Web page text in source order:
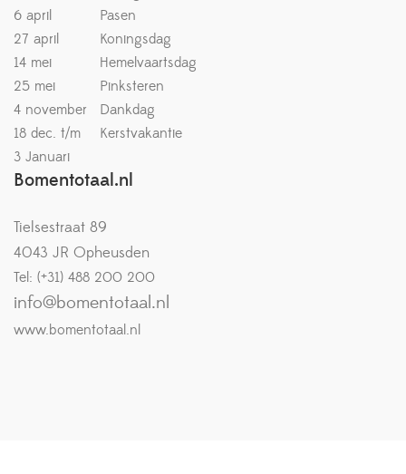
6 april
Pasen
27 april
Koningsdag
14 mei
Hemelvaartsdag
25 mei
Pinksteren
4 november
Dankdag
18 dec. t/m
Kerstvakantie
3 Januari
Bomentotaal.nl
Tielsestraat 89
4043 JR Opheusden
Tel: (+31) 488 200 200
info@bomentotaal.nl
www.bomentotaal.nl